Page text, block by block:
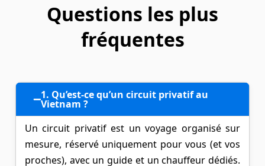
Questions les plus
fréquentes
1. Qu’est-ce qu’un circuit privatif au
Vietnam ?
Un circuit privatif est un voyage organisé sur
mesure, réservé uniquement pour vous (et vos
proches), avec un guide et un chauffeur dédiés.